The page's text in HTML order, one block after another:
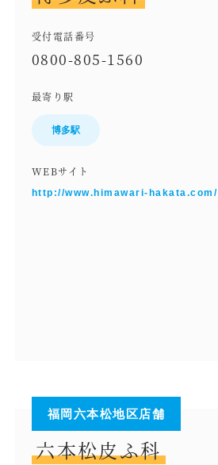
受付電話番号
0800-805-1560
最寄り駅
博多駅
WEBサイト
http://www.himawari-hakata.com/
福岡六本松地区店舗
六本松皮ふ科